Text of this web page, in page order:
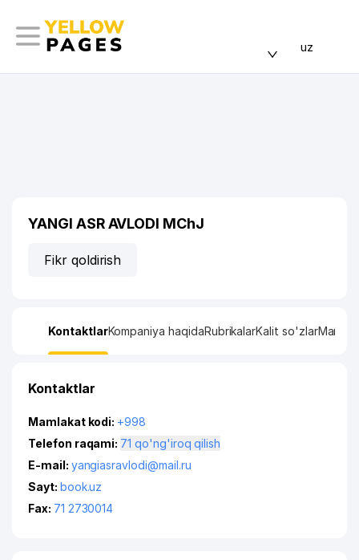
uz
YANGI ASR AVLODI MChJ
Fikr qoldirish
KontaktlarKompaniya haqidaRubrikalarKalit so'zlarManzil
Kontaktlar
Mamlakat kodi: +998
Telefon raqami:
71 qo'ng'iroq qilish
E-mail: yangiasravlodi@mail.ru
Sayt: book.uz
Fax: 71 2730014